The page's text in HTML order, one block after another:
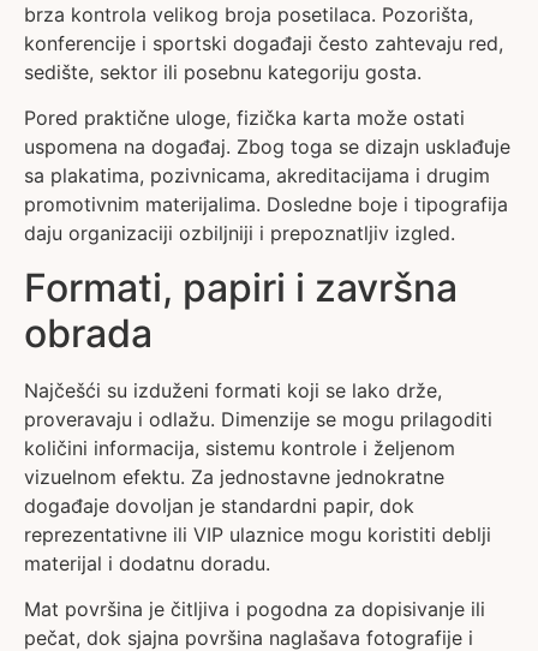
brza kontrola velikog broja posetilaca. Pozorišta,
konferencije i sportski događaji često zahtevaju red,
sedište, sektor ili posebnu kategoriju gosta.
Pored praktične uloge, fizička karta može ostati
uspomena na događaj. Zbog toga se dizajn usklađuje
sa plakatima, pozivnicama, akreditacijama i drugim
promotivnim materijalima. Dosledne boje i tipografija
daju organizaciji ozbiljniji i prepoznatljiv izgled.
Formati, papiri i završna
obrada
Najčešći su izduženi formati koji se lako drže,
proveravaju i odlažu. Dimenzije se mogu prilagoditi
količini informacija, sistemu kontrole i željenom
vizuelnom efektu. Za jednostavne jednokratne
događaje dovoljan je standardni papir, dok
reprezentativne ili VIP ulaznice mogu koristiti deblji
materijal i dodatnu doradu.
Mat površina je čitljiva i pogodna za dopisivanje ili
pečat, dok sjajna površina naglašava fotografije i